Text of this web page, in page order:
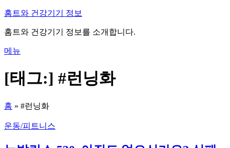
내
으
바
기
홈트와 건강기기 정보
홈트와 건강기기 정보를 소개합니다.
메뉴
[태그:] #런닝화
홈 » #런닝화
운동/피트니스